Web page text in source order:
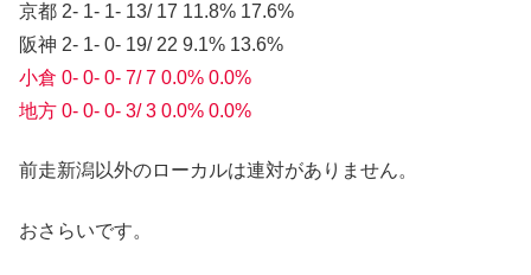
京都 2- 1- 1- 13/ 17 11.8% 17.6%
阪神 2- 1- 0- 19/ 22 9.1% 13.6%
小倉 0- 0- 0- 7/ 7 0.0% 0.0%
地方 0- 0- 0- 3/ 3 0.0% 0.0%
前走新潟以外のローカルは連対がありません。
おさらいです。